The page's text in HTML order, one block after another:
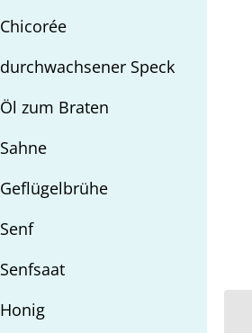
Chicorée
durchwachsener Speck
Öl zum Braten
Sahne
Geflügelbrühe
Senf
Senfsaat
Honig